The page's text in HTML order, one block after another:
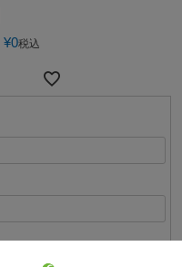
¥0税込